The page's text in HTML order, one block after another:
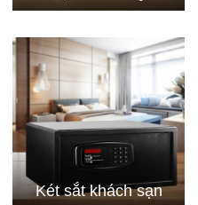
Két sắt khách sạn